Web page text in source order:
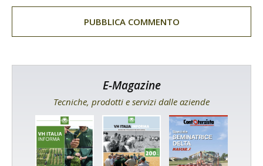
E-Magazine
Tecniche, prodotti e servizi dalle aziende